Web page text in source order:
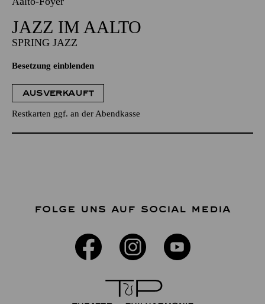
JAZZ IM AALTO
SPRING JAZZ
Besetzung einblenden
AUSVERKAUFT
Restkarten ggf. an der Abendkasse
FOLGE UNS AUF SOCIAL MEDIA